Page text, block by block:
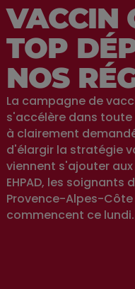
VACCIN
TOP
NOS
La campagne de
s'accélère dans toute
à clairement
d'élargir la stratégie
viennent s'ajouter
EHPAD, les soignants
Provence-Alpes-
commencent ce lundi.